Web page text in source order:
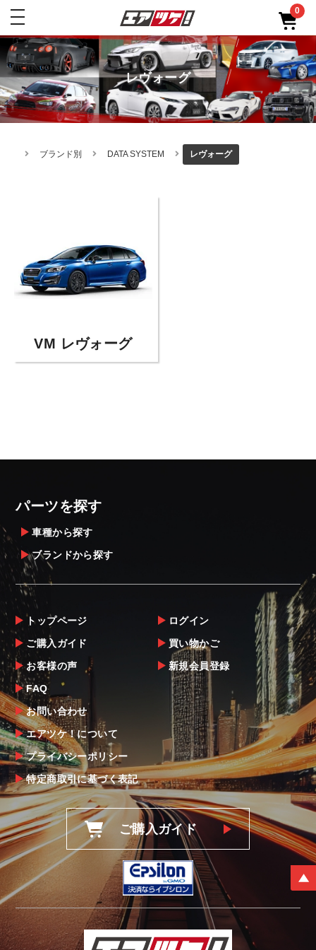
toggle
0
レヴォーグ
ブランド別 DATA SYSTEM レヴォーグ
VM レヴォーグ
パーツを探す
車種から探す
ブランドから探す
トップページ
ご購入ガイド
お客様の声
FAQ
お問い合わせ
エアツケ！について
プライバシーポリシー
特定商取引に基づく表記
ログイン
買い物かご
新規会員登録
ご購入ガイド